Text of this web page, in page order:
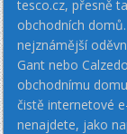
tesco.cz, přesně
obchodních
nejznámější
Gant nebo
obchodnímu
čistě internetové
nenajdete, jako